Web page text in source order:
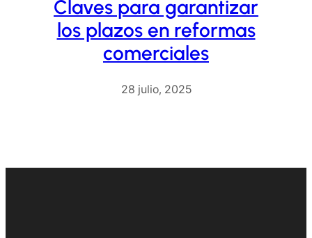
Claves para garantizar
los plazos en reformas
comerciales
28 julio, 2025